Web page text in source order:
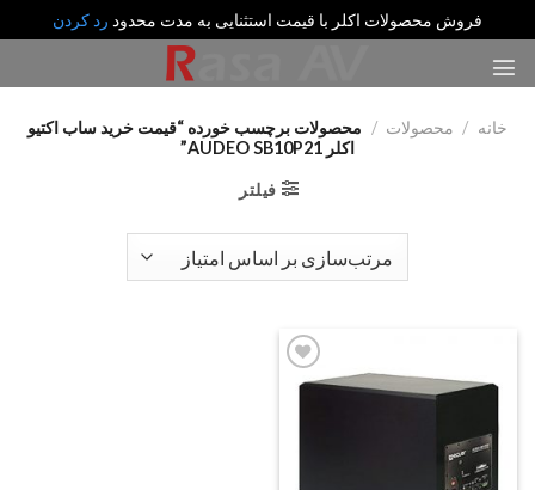
فروش محصولات اکلر با قیمت استثنایی به مدت محدود رد کردن
خانه / محصولات / محصولات برچسب خورده “قیمت خرید ساب اکتیو
اکلر AUDEO SB10P21”
فیلتر